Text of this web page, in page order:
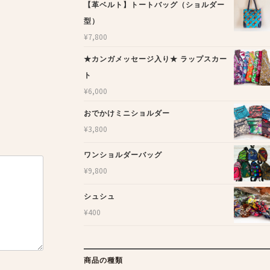
【革ベルト】トートバッグ（ショルダー
型）
¥7,800
★カンガメッセージ入り★ ラップスカー
ト
¥6,000
おでかけミニショルダー
¥3,800
ワンショルダーバッグ
¥9,800
シュシュ
¥400
商品の種類